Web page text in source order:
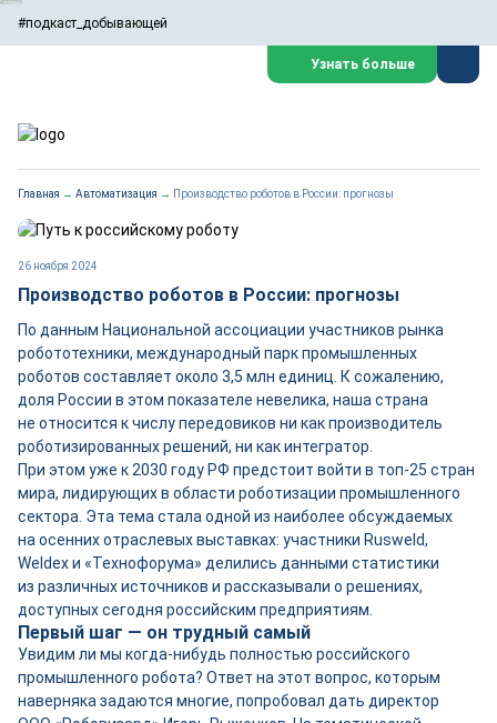
#подкаст_добывающей
Узнать больше
Главная → Автоматизация → Производство роботов в России: прогнозы
26 ноября 2024
Производство роботов в России: прогнозы
По данным Национальной ассоциации участников рынка
робототехники, международный парк промышленных
роботов составляет около 3,5 млн единиц. К сожалению,
доля России в этом показателе невелика, наша страна
не относится к числу передовиков ни как производитель
роботизированных решений, ни как интегратор.
При этом уже к 2030 году РФ предстоит вой­ти в топ‑25 стран
мира, лидирующих в области роботизации промышленного
сектора. Эта тема стала одной из наиболее обсуждаемых
на осенних отраслевых выставках: участники Rusweld,
Weldex и «Технофорума» делились данными статистики
из различных источников и рассказывали о решениях,
доступных сегодня российским предприятиям.
Первый шаг — он трудный самый
Увидим ли мы когда‑­нибудь полностью российского
промышленного робота? Ответ на этот вопрос, которым
наверняка задаются многие, попробовал дать директор